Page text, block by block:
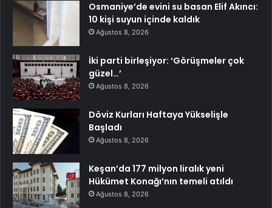
Osmaniye’de evini su basan Elif Akıncı:
10 kişi suyun içinde kaldık
Ağustos 8, 2026
İki parti birleşiyor: ‘Görüşmeler çok
güzel…’
Ağustos 8, 2026
Döviz Kurları Haftaya Yükselişle
Başladı
Ağustos 8, 2026
Keşan’da 177 milyon liralık yeni
Hükümet Konağı’nın temeli atıldı
Ağustos 8, 2026